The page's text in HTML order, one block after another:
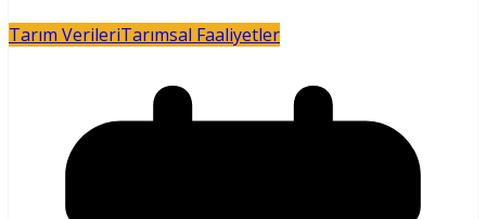
Tarım VerileriTarımsal Faaliyetler